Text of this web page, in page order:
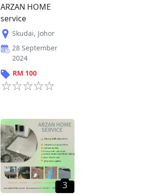
ARZAN HOME
service
Skudai, Johor
28 September
2024
RM 100
3